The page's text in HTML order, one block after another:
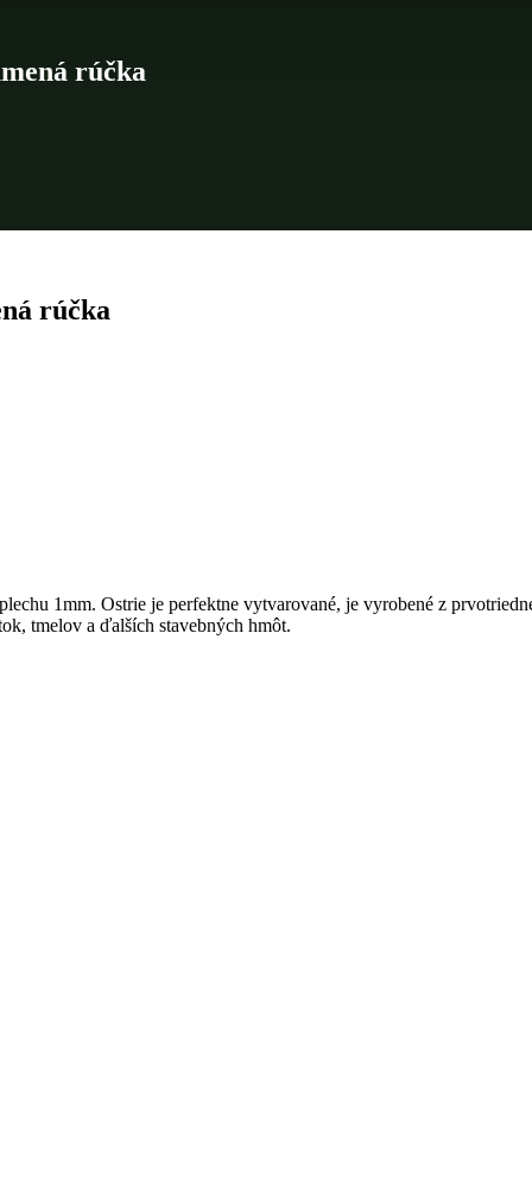
rúčka
rúčka
1mm. Ostrie je perfektne vytvarované, je vyrobené z
tmelov a ďalších stavebných hmôt.